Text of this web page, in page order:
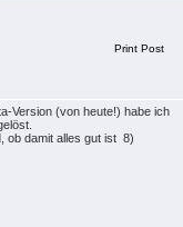
Print Post
Version (von heute!) habe ich
ob damit alles gut ist 8)